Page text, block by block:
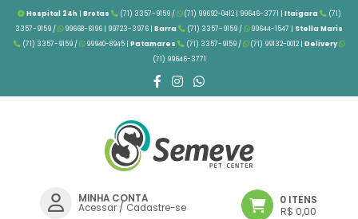
Hospital 24h| Brotas (71) 3357-9159 / (71) 99692-0412 | 99646-3771 | Itaigara
(71)
3357-9159 /
99668-6196 | 99723-3976 | Barra (71) 3357-9159 / 99644-1547 | Stella Maris
(71) 3357-9159 /
99940-8945 | Patamares (71) 3357-9159 / (71) 99132-0012 | Delivery
(71) 99646-3771
MINHA CONTA
Acessar/ Cadastre-se
0 ITENS
R$ 0,00